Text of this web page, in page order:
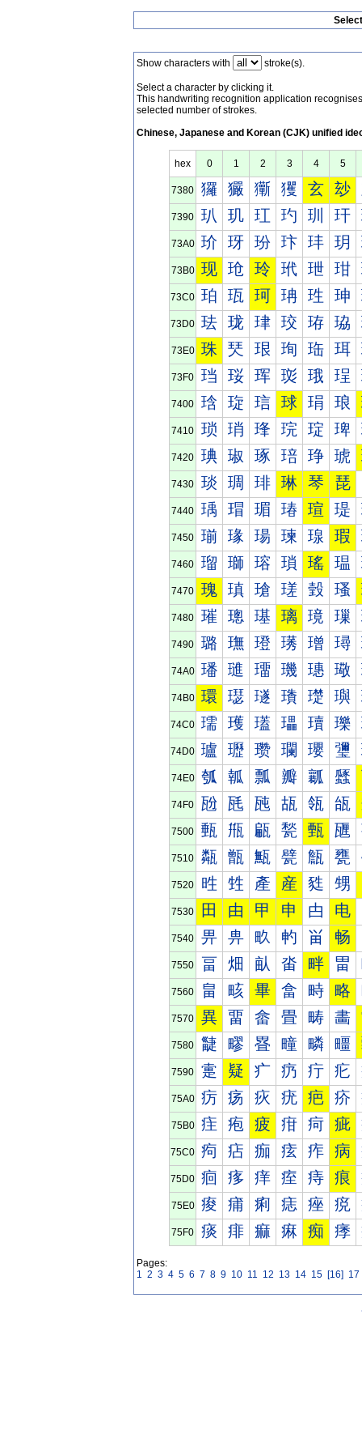
Show characters with stroke(s).
Select a character by clicking it.
This handwriting recognition application
selected number of strokes.
Chinese, Japanese and Korean (CJK) unified
hex 0 1 2 3 4 5
7380 玀 玁 玂 玃 玄 玅
7390 玐 玑 玒 玓 玔 玕
73A0 玠 玡 玢 玣 玤 玥
73B0 现 玱 玲 玳 玴 玵
73C0 珀 珁 珂 珃 珄 珅
73D0 珐 珑 珒 珓 珔 珕
73E0 珠 珡 珢 珣 珤 珥
73F0 珰 珱 珲 珳 珴 珵
7400 琀 琁 琂 球 琄 琅
7410 琐 琑 琒 琓 琔 琕
7420 琠 琡 琢 琣 琤 琥
7430 琰 琱 琲 琳 琴 琵
7440 瑀 瑁 瑂 瑃 瑄 瑅
7450 瑐 瑑 瑒 瑓 瑔 瑕
7460 瑠 瑡 瑢 瑣 瑤 瑥
7470 瑰 瑱 瑲 瑳 瑴 瑵
7480 璀 璁 璂 璃 璄 璅
7490 璐 璑 璒 璓 璔 璕
74A0 璠 璡 璢 璣 璤 璥
74B0 環 璱 璲 璳 璴 璵
74C0 瓀 瓁 瓂 瓃 瓄 瓅
74D0 瓐 瓑 瓒 瓓 瓔 瓕
74E0 瓠 瓡 瓢 瓣 瓤 瓥
74F0 瓰 瓱 瓲 瓳 瓴 瓵
7500 甀 甁 甂 甃 甄 甅
7510 甐 甑 甒 甓 甔 甕
7520 甠 甡 產 産 甤 甥
7530 田 由 甲 申 甴 电
7540 畀 畁 畂 畃 畄 畅
7550 畐 畑 畒 畓 畔 畕
7560 畠 畡 畢 畣 畤 略
7570 異 畱 畲 畳 畴 畵
7580 疀 疁 疂 疃 疄 疅
7590 疐 疑 疒 疓 疔 疕
75A0 疠 疡 疢 疣 疤 疥
75B0 疰 疱 疲 疳 疴 疵
75C0 痀 痁 痂 痃 痄 病
75D0 痐 痑 痒 痓 痔 痕
75E0 痠 痡 痢 痣 痤 痥
75F0 痰 痱 痲 痳 痴 痵
Pages:
1 2 3 4 5 6 7 8 9 10 11 12 13 14 15 [16] 17